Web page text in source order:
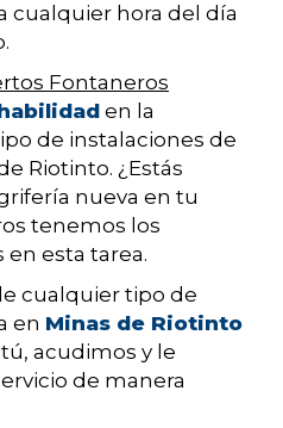
cualquier hora del día
Fontaneros
en la
de instalaciones de
Riotinto. ¿Estás
nueva en tu
tenemos los
esta tarea.
cualquier tipo de
en Minas de Riotinto
acudimos y le
de manera